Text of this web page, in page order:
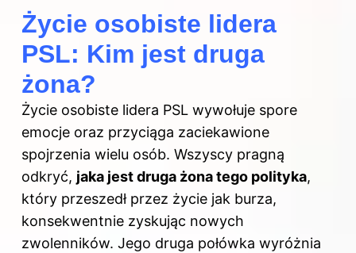
Życie osobiste lidera
PSL: Kim jest druga
żona?
Życie osobiste lidera PSL wywołuje spore
emocje oraz przyciąga zaciekawione
spojrzenia wielu osób. Wszyscy pragną
odkryć, jaka jest druga żona tego polityka,
który przeszedł przez życie jak burza,
konsekwentnie zyskując nowych
zwolenników. Jego druga połówka wyróżnia